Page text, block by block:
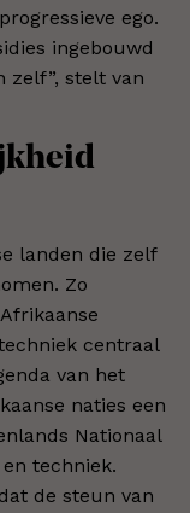
ego.
ingebouwd
zelf”, stelt van
landen die zelf
Zo
centraal
van het
naties een
Nationaal
techniek.
de steun van